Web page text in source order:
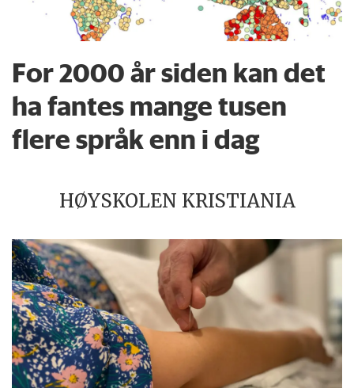
For 2000 år siden kan det
ha fantes mange tusen
flere språk enn i dag
HØYSKOLEN KRISTIANIA